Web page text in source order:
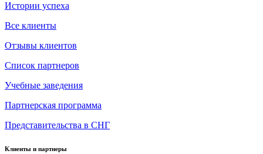
Истории успеха
Все клиенты
Отзывы клиентов
Список партнеров
Учебные заведения
Партнерская программа
Представительства в СНГ
Клиенты и партнеры